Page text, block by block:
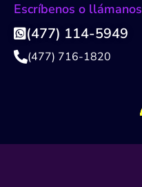
Escríbenos o llámanos
(477) 114-5949
(477) 716-1820